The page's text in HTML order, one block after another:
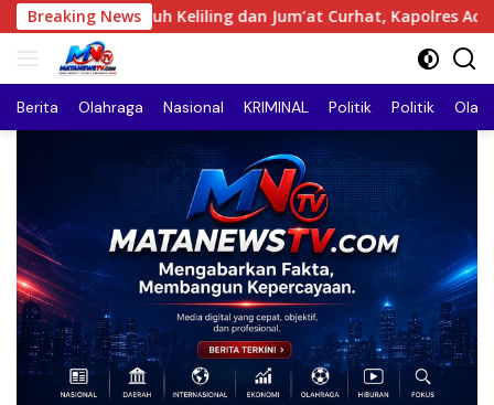
Langsung
ke
Breaking News
dan Jum’at Curhat, Kapolres Aceh Tenggara Serap Aspirasi
Berita Olahraga Nasional KRIMINAL Politik Politik